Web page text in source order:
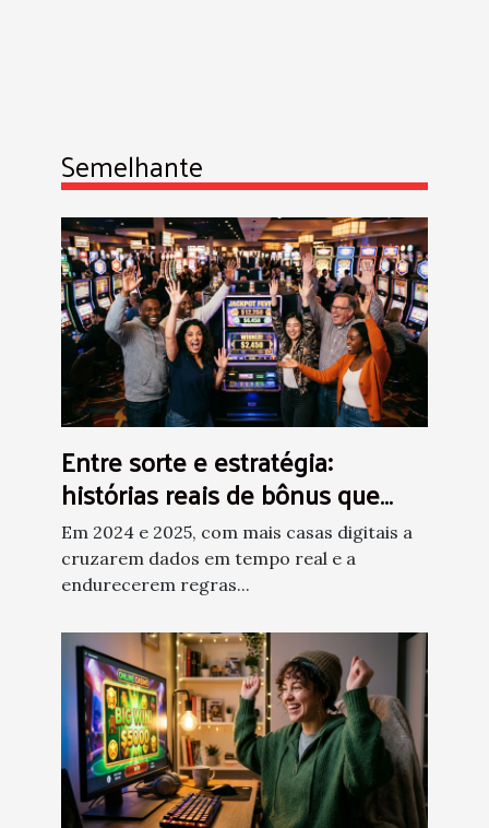
Semelhante
Entre sorte e estratégia:
histórias reais de bônus que
surpreenderam apostadores
Em 2024 e 2025, com mais casas digitais a
cruzarem dados em tempo real e a
endurecerem regras...